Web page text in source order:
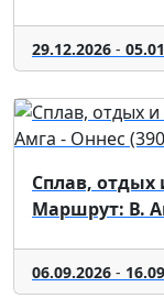
29.12.2026 -
Сплав, отдых
Маршрут: В.
06.09.2026 -